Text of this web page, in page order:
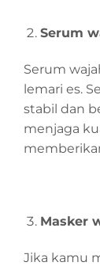
Serum
Serum
lemari es.
stabil dan
menjaga
Masker
Jika kamu